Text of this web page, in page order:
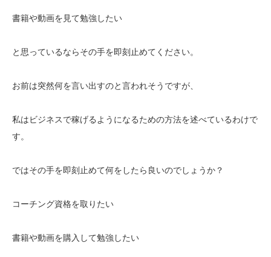
書籍や動画を見て勉強したい
と思っているならその手を即刻止めてください。
お前は突然何を言い出すのと言われそうですが、
私はビジネスで稼げるようになるための方法を述べているわけで
す。
ではその手を即刻止めて何をしたら良いのでしょうか？
コーチング資格を取りたい
書籍や動画を購入して勉強したい